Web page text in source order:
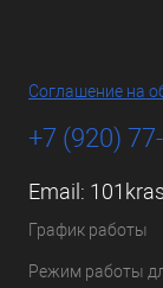
Соглашение на
+7 (920)
Email:
График работы
Режим работы